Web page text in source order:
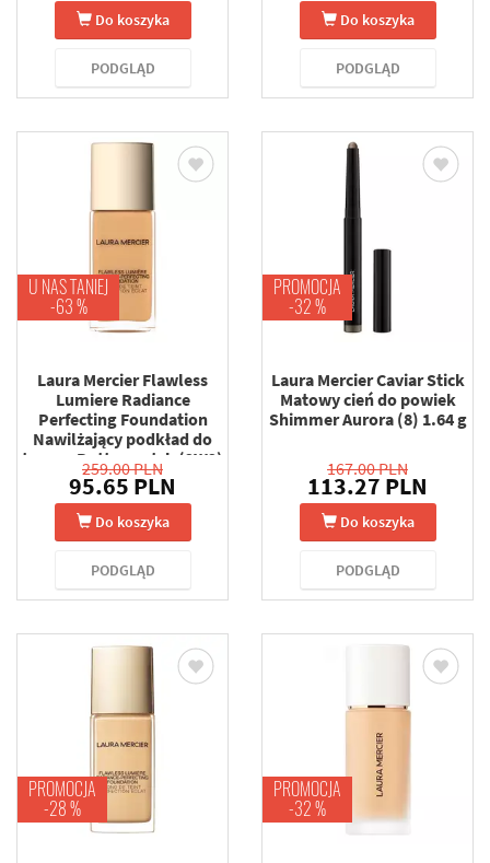
Do koszyka
PODGLĄD
Do koszyka
PODGLĄD
U NAS TANIEJ
-63 %
Laura Mercier Flawless
Lumiere Radiance
Perfecting Foundation
Nawilżający podkład do
twarzy Butterscotch (2W2)
30 ml
259.00 PLN
95.65 PLN
Do koszyka
PODGLĄD
PROMOCJA
-32 %
Laura Mercier Caviar Stick
Matowy cień do powiek
Shimmer Aurora (8) 1.64 g
167.00 PLN
113.27 PLN
Do koszyka
PODGLĄD
PROMOCJA
-28 %
PROMOCJA
-32 %